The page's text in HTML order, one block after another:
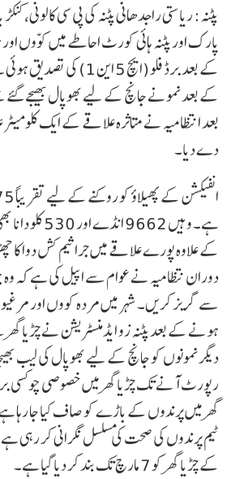
پٹنہ: ریاستی راجدھانی پٹنہ کی پی سی کالونی،
پارک اور پٹنہ ہائی کورٹ احاطے میں کوّوں
کے بعد برڈ فلو (ایچ 5 این
کے بعد نمونے جانچ کے لیے بھوپال بھیجے
بعد انتظامیہ نے متاثرہ علاقے کے ایک
دے دیا۔
ہے۔ وہیں 9662
کے علاوہ پورے علاقے میں جراثیم کش دوا کا
دوران نتظامیہ نے عوام سے اپیل کی ہے کہ
سے گریز کریں۔ شہر میں مردہ کووں اور
ہونے کے بعد پٹنہ زو ایڈمنسٹریشن نے چڑیا
دیگر نمونوں کو جانچ کے لیے بھوپال کی لیب
رپورٹ آنے تک چڑیا گھر میں خصوصی چوکسی
گھر میں پرندوں کے باڑے کو صاف کیا جا رہا
ٹیم پرندوں کی صحت کی مسلسل نگرانی کر رہی
کے چڑیا گھر کو 7 مارچ تک بند کر دیا گیا ہے۔